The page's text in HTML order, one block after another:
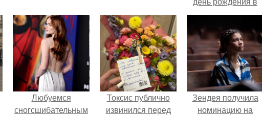
кругу самых
близких и родных
людей.
Любуемся
сногсшибательным
Токсис публично
извинился перед
Зендея получила
номинацию на